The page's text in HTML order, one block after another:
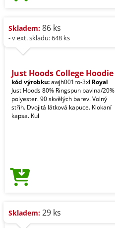
Skladem: 86 ks
- v ext. skladu: 648 ks
Just Hoods College Hoodie
kód výrobku:awjh001ro-3xl Royal
Just Hoods 80% Ringspun bavlna/20%
polyester. 90 skvělých barev. Volný
střih. Dvojitá látková kapuce. Klokaní
kapsa. Kul
Skladem: 29 ks